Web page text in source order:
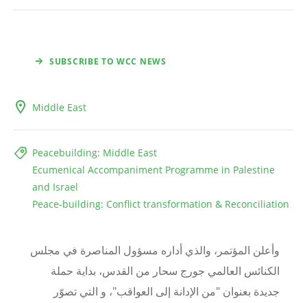
SUBSCRIBE TO WCC NEWS
Middle East
Peacebuilding: Middle East
Ecumenical Accompaniment Programme in Palestine
and Israel
Peace-building: Conflict transformation & Reconciliation
وأعلن المؤتمر، والذي أداره مسؤول المناصرة في مجلس
الكنائس العالمي جورج سحار من القدس، بداية حملة
جديدة بعنوان "من الإدانة إلى العواقب"، و التي تصوّر